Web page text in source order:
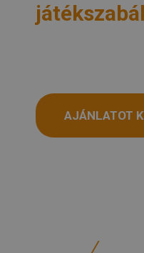
AJÁNLATOT